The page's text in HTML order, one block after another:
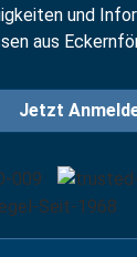
und
aus
Jetzt